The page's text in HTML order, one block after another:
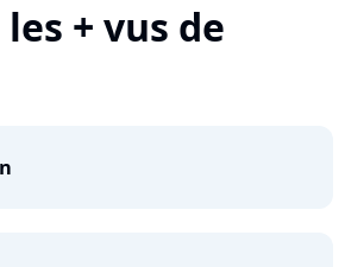
+ vus de